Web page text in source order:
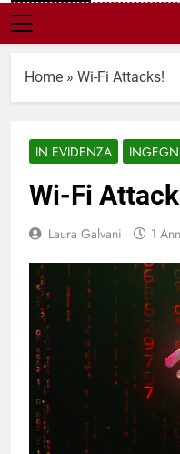
Home » Wi-Fi Attacks!
IN EVIDENZA
Wi-Fi
Laura Galvani 1